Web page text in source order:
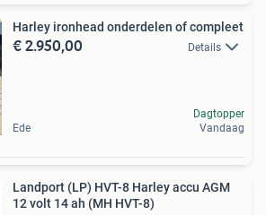
Harley ironhead onderdelen of compleet
€ 2.950,00 Details
Ede
Dagtopper
Vandaag
Landport (LP) HVT-8 Harley accu AGM
12 volt 14 ah (MH HVT-8)